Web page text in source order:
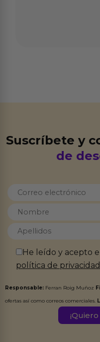
Suscríbete y
de
He leído y acepto
política de privacidad
Responsable: Ferran Roig Muñoz
ofertas así como correos comerciales.
Destinatarios: